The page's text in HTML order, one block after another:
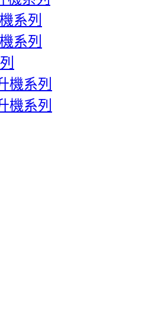
系列
系列
機系列
機系列